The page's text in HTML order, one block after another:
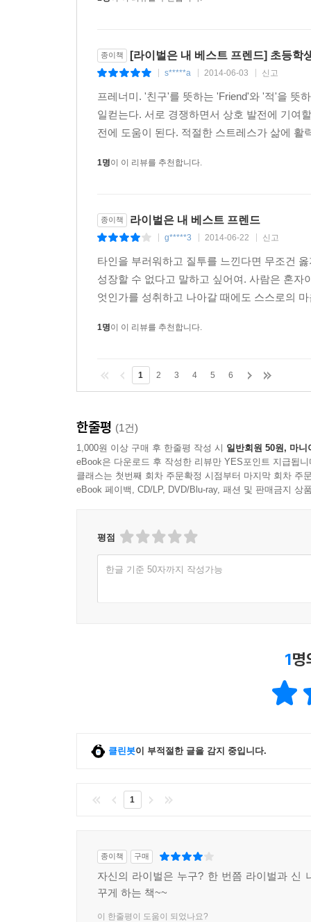
시절 노란 집에서는 어떤 일이 벌어졌던 걸까요?
6 갈림길에 선 소나무의 절개
정치가 신숙주과 성삼문
집현전의 뛰어난 학사로 세종의 총애를 받으며
목숨까지 잃게 되지요. 그 사연 함께 볼까요?
생물학자 찰스 다윈 : 러셀 월리스
《종의 기원》을 통해 자연 선택에 의해 새로운
발표에 숨은 협력자가 있다는 사실, 알고 있나요
러셀 월리스를 소개합니다
종이책 [라이벌은 내 베스트 프렌드] 초등학
s*****a 2014-06-03 신고
프레너미. '친구'를 뜻하는 'Friend'와 '적'을 뜻
일컫는다. 서로 경쟁하면서 상호 발전에 기여
전에 도움이 된다. 적절한 스트레스가 삶에
1명이 이 리뷰를 추천합니다.
종이책 라이벌은 내 베스트 프렌드
g*****3 2014-06-22 신고
타인을 부러워하고 질투를 느낀다면 무조건
성장할 수 없다고 말하고 싶어여. 사람은 혼
엇인가를 성취하고 나아갈 때에도 스스로의
1명이 이 리뷰를 추천합니다.
1 2 3 4 5 6
한줄평 (1건)
1,000원 이상 구매 후 한줄평 작성 시 일반회원 50원, 마니
eBook은 다운로드 후 작성한 리뷰만 YES포인트 지급됩니
클래스는 첫번째 회차 주문확정 시점부터 마지막 회차 주
eBook 페이백, CD/LP, DVD/Blu-ray, 패션 및 판매금지 상
평점
한글 기준 50자까지 작성가능
1명
클린봇이 부적절한 글을 감지 중입니다.
1
종이책 구매
자신의 라이벌은 누구? 한 번쯤 라이벌과 신
꾸게 하는 책~~
이 한줄평이 도움이 되었나요?